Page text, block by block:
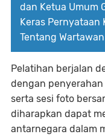
dan Ketua Umum
Keras Pernyataan
Tentang
Pelatihan berjalan
dengan
serta sesi foto
diharapkan dapat
antarnegara dalam